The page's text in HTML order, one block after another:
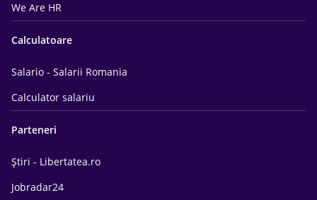
We Are HR
Calculatoare
Salario - Salarii Romania
Calculator salariu
Parteneri
Știri - Libertatea.ro
Jobradar24